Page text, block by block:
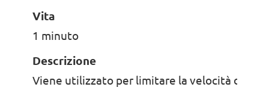
Vita
1 minuto
Descrizione
Viene utilizzato per limitare la velocità di